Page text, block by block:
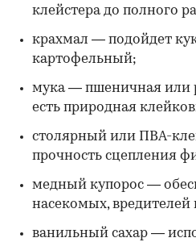
клейстера до полного
крахмал — подойдет
картофельный;
мука — пшеничная или
есть природная
столярный или ПВА-
прочность сцепления
медный купорос —
насекомых, вредителей
ванильный сахар —